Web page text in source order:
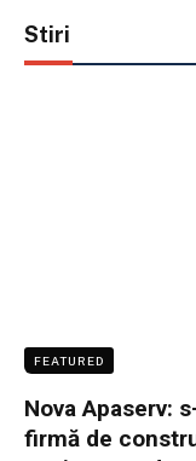
Stiri
FEATURED
Nova Apaserv:
firmă de